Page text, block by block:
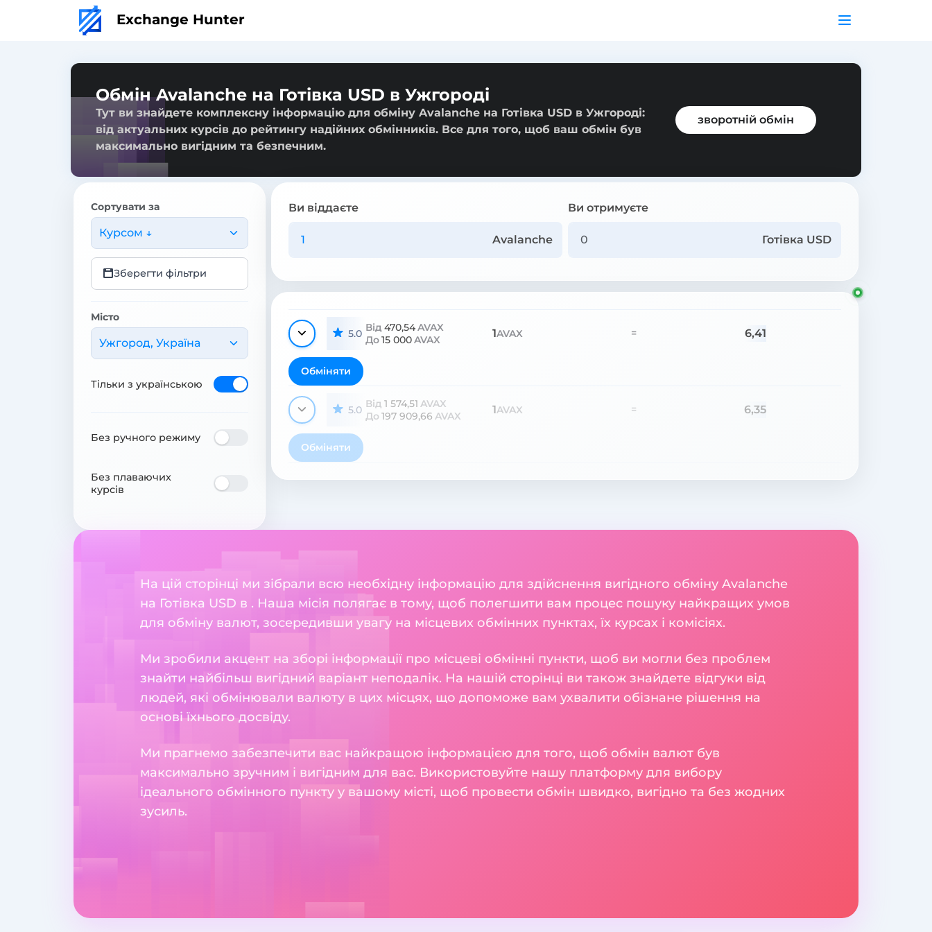
Exchange Hunter
Обмін Avalanche на Готівка USD в Ужгороді
Тут ви знайдете комплексну інформацію для обміну Avalanche на Готівка USD в Ужгороді:
від актуальних курсів до рейтингу надійних обмінників. Все для того, щоб ваш обмін був
максимально вигідним та безпечним.
зворотній обмін
Сортувати за
Курсом ↓
Зберегти фільтри
Місто
Ужгород, Україна
Тільки з українською
Без ручного режиму
Без плаваючих
курсів
Ви віддаєте
Avalanche
Ви отримуєте
Готівка USD
5.0 Від 470,54AVAX
До15 000AVAX 1AVAX = 6,41
Обміняти
5.0 Від 1 574,51 AVAX
До 197 909,66 AVAX 1AVAX = 6,35
Обміняти
На цій сторінці ми зібрали всю необхідну інформацію для здійснення вигідного обміну Avalanche
на Готівка USD в . Наша місія полягає в тому, щоб полегшити вам процес пошуку найкращих умов
для обміну валют, зосередивши увагу на місцевих обмінних пунктах, їх курсах і комісіях.
Ми зробили акцент на зборі інформації про місцеві обмінні пункти, щоб ви могли без проблем
знайти найбільш вигідний варіант неподалік. На нашій сторінці ви також знайдете відгуки від
людей, які обмінювали валюту в цих місцях, що допоможе вам ухвалити обізнане рішення на
основі їхнього досвіду.
Ми прагнемо забезпечити вас найкращою інформацією для того, щоб обмін валют був
максимально зручним і вигідним для вас. Використовуйте нашу платформу для вибору
ідеального обмінного пункту у вашому місті, щоб провести обмін швидко, вигідно та без жодних
зусиль.